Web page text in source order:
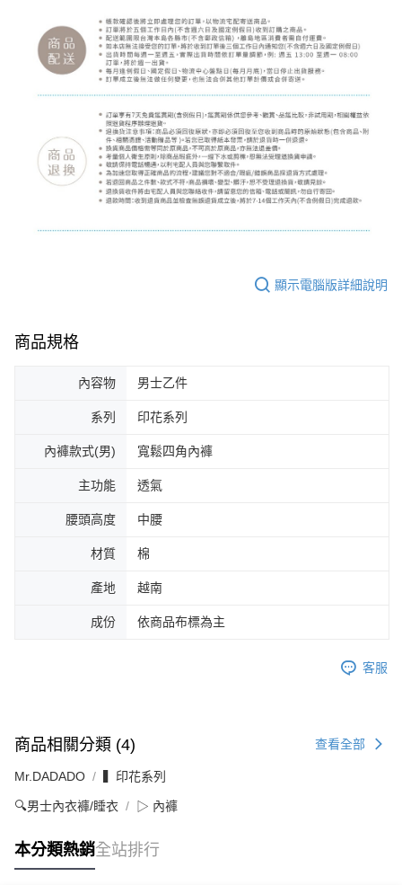
顯示電腦版詳細說明
商品規格
內容物 男士乙件
系列 印花系列
內褲款式(男) 寬鬆四角內褲
主功能 透氣
腰頭高度 中腰
材質 棉
產地 越南
成份 依商品布標為主
客服
商品相關分類 (4) 查看全部
Mr.DADADO ▍印花系列
🔍男士內衣褲/睡衣 ▷ 內褲
本分類熱銷全站排行